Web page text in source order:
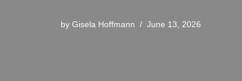
by Gisela Hoffmann June 13, 2026